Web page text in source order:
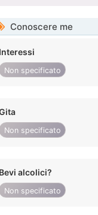
Conoscere me
Interessi
Non specificato
Non specificato
Bevi alcolici?
Non specificato